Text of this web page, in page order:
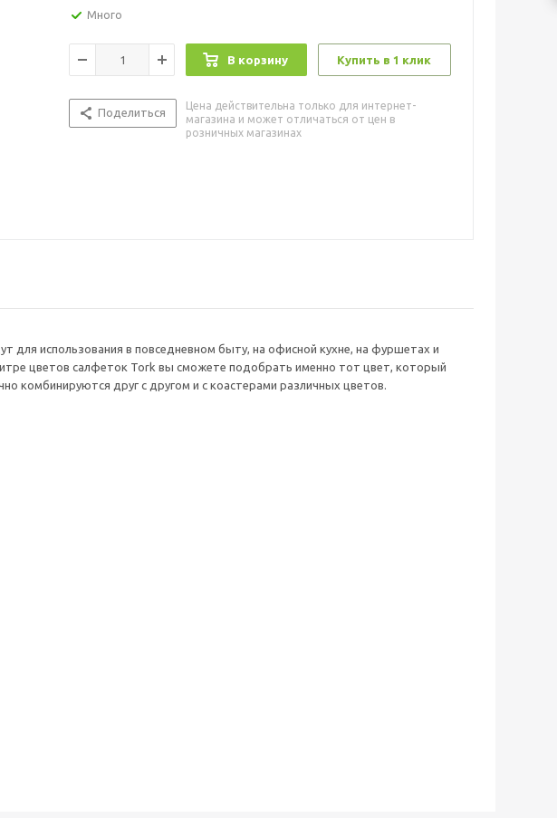
Много
В корзину Купить в 1 клик
Поделиться
Цена действительна только для интернет-
магазина и может отличаться от цен в
розничных магазинах
для использования в повседневном быту, на офисной кухне, на фуршетах и
цветов салфеток Tork вы сможете подобрать именно тот цвет, который
комбинируются друг с другом и с коастерами различных цветов.